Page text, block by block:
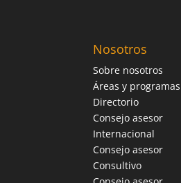
Nosotros
Sobre nosotros
Áreas y programas
Directorio
Consejo asesor
Internacional
Consejo asesor
Consultivo